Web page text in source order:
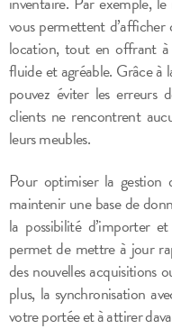
vous permettent d’afficher
location, tout en offrant à
fluide et agréable. Grâce à
pouvez éviter les erreurs
clients ne rencontrent
leurs meubles.
Pour optimiser la gestion
maintenir une base de
la possibilité d’importer
permet de mettre à jour
des nouvelles acquisitions
plus, la synchronisation
votre portée et à attirer